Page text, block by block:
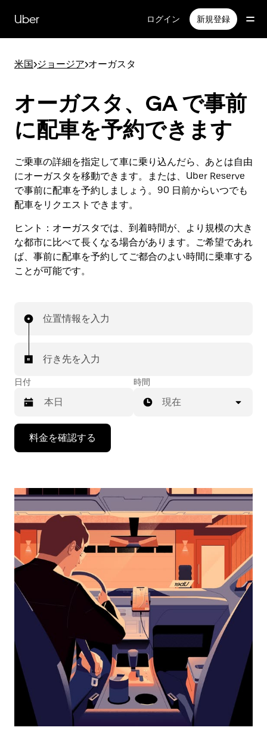
Uber ログイン 新規登録
米国>ジョージア>オーガスタ
オーガスタ、GA で事前
に配車を予約できます
ご乗車の詳細を指定して車に乗り込んだら、あとは自由
にオーガスタを移動できます。または、Uber Reserve
で事前に配車を予約しましょう。90 日前からいつでも
配車をリクエストできます。
ヒント： オーガスタでは、到着時間が、より規模の大き
な都市に比べて長くなる場合があります。ご希望であれ
ば、事前に配車を予約してご都合のよい時間に乗車する
ことが可能です。
位置情報を入力
行き先を入力
日付
で
ン
ダ
ー
を
操
作
し、
を
選
択
す。
時間
現在
料金を確認する